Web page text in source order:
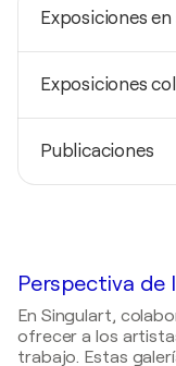
Exposiciones
Monochromy -
2019
Exposiciones
Summer
2022
G.H.2 / Halmi
Publicaciones
Aktuality.sk
- A
made from
Perspectiva de
En Singulart,
ofrecer a los
trabajo. Estas